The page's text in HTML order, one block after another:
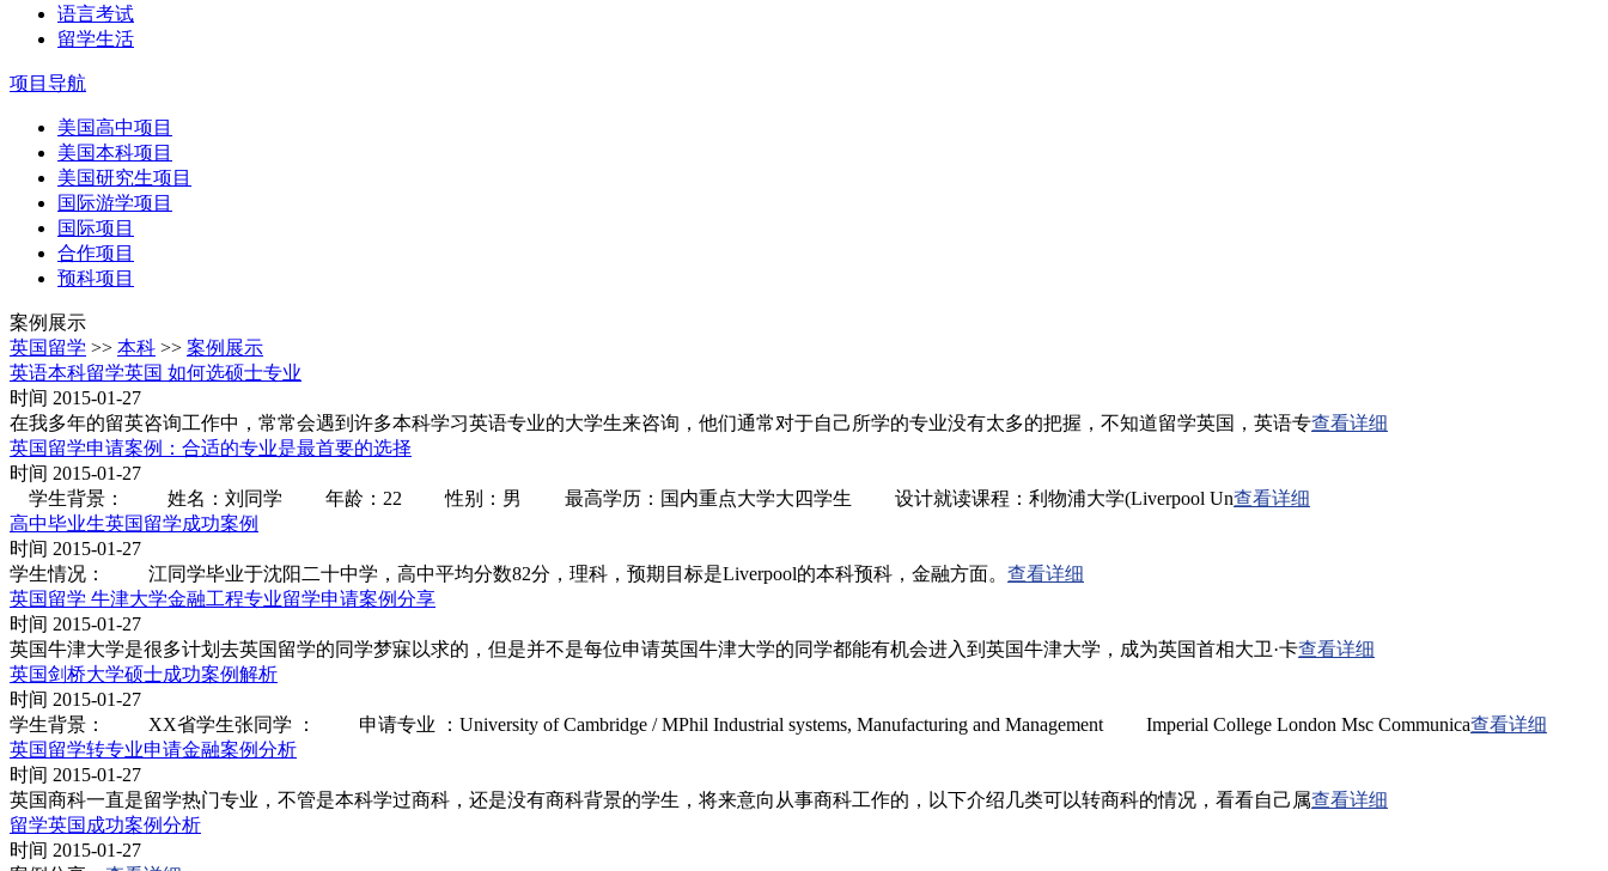
语言考试
留学生活
项目导航
美国高中项目
美国本科项目
美国研究生项目
国际游学项目
国际项目
合作项目
预科项目
案例展示
英国留学 >> 本科 >> 案例展示
英语本科留学英国 如何选硕士专业
时间 2015-01-27
在我多年的留英咨询工作中，常常会遇到许多本科学习英语专业的大学生来咨询，他们通常对于自己所学的专业没有太多的把握，不知道留学英国，英语专查看详细
英国留学申请案例：合适的专业是最首要的选择
时间 2015-01-27
学生背景： 姓名：刘同学 年龄：22 性别：男 最高学历：国内重点大学大四学生 设计就读课程：利物浦大学(Liverpool Un查看详细
高中毕业生英国留学成功案例
时间 2015-01-27
学生情况： 江同学毕业于沈阳二十中学，高中平均分数82分，理科，预期目标是Liverpool的本科预科，金融方面。 查看详细
英国留学 牛津大学金融工程专业留学申请案例分享
时间 2015-01-27
英国牛津大学是很多计划去英国留学的同学梦寐以求的，但是并不是每位申请英国牛津大学的同学都能有机会进入到英国牛津大学，成为英国首相大卫·卡查看详细
英国剑桥大学硕士成功案例解析
时间 2015-01-27
学生背景： XX省学生张同学 ： 申请专业 ：University of Cambridge / MPhil Industrial systems, Manufacturing and Management Imperial College London Msc Communica查看详细
英国留学转专业申请金融案例分析
时间 2015-01-27
英国商科一直是留学热门专业，不管是本科学过商科，还是没有商科背景的学生，将来意向从事商科工作的，以下介绍几类可以转商科的情况，看看自己属查看详细
留学英国成功案例分析
时间 2015-01-27